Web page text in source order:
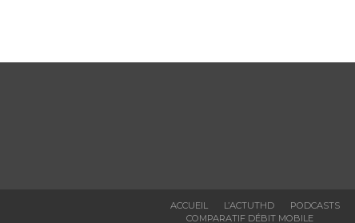
ACCUEIL L’ACTUTHD PODCASTS
COMPARATIF DÉBIT MOBILE